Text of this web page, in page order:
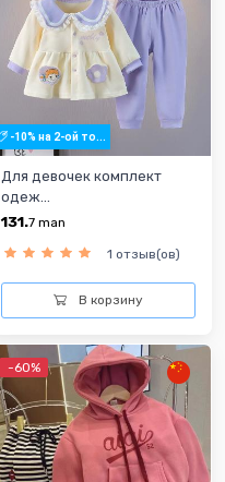
-10% на 2-ой то...
Для девочек комплект
одеж...
131.7 man
1 отзыв(ов)
В корзину
-60%